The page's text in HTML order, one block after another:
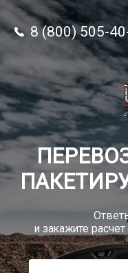
8 (800) 505-
и закажите